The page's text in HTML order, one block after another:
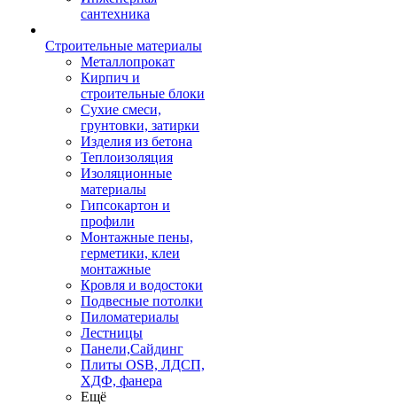
сантехника
Строительные материалы
Металлопрокат
Кирпич и
строительные блоки
Сухие смеси,
грунтовки, затирки
Изделия из бетона
Теплоизоляция
Изоляционные
материалы
Гипсокартон и
профили
Монтажные пены,
герметики, клеи
монтажные
Кровля и водостоки
Подвесные потолки
Пиломатериалы
Лестницы
Панели,Сайдинг
Плиты OSB, ЛДСП,
ХДФ, фанера
Ещё